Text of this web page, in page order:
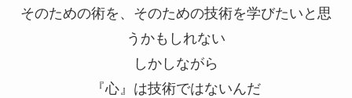
そのための術を、そのための技術を学びたいと思
うかもしれない
しかしながら
『心』は技術ではないんだ